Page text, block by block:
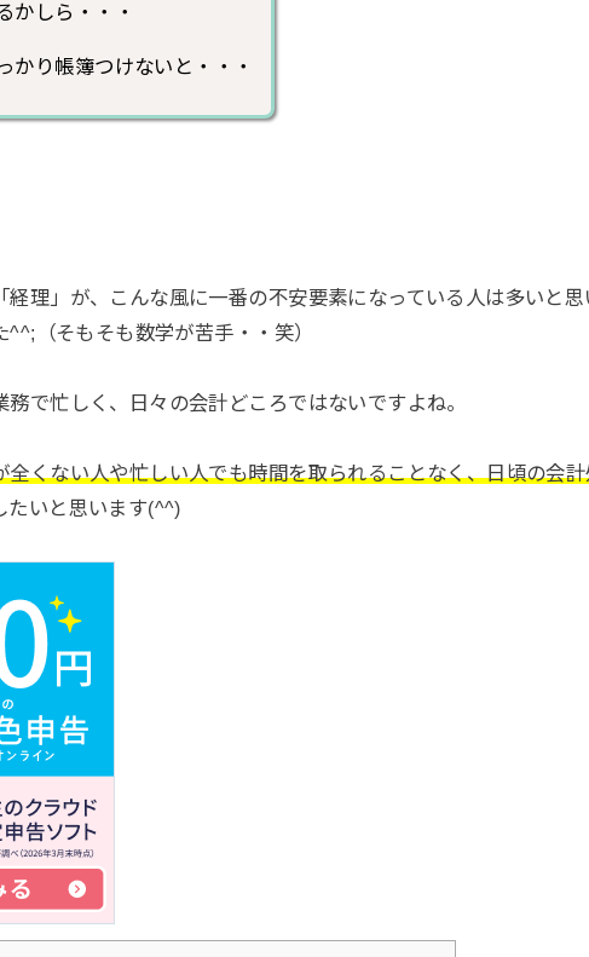
かしら・・・
かり帳簿つけないと・・・
理」が、こんな風に一番の不安要素になっている人は多いと思
（そもそも数学が苦手・・笑）
で忙しく、日々の会計どころではないですよね。
全くない人や忙しい人でも時間を取られることなく、日頃の会
たいと思います(^^)